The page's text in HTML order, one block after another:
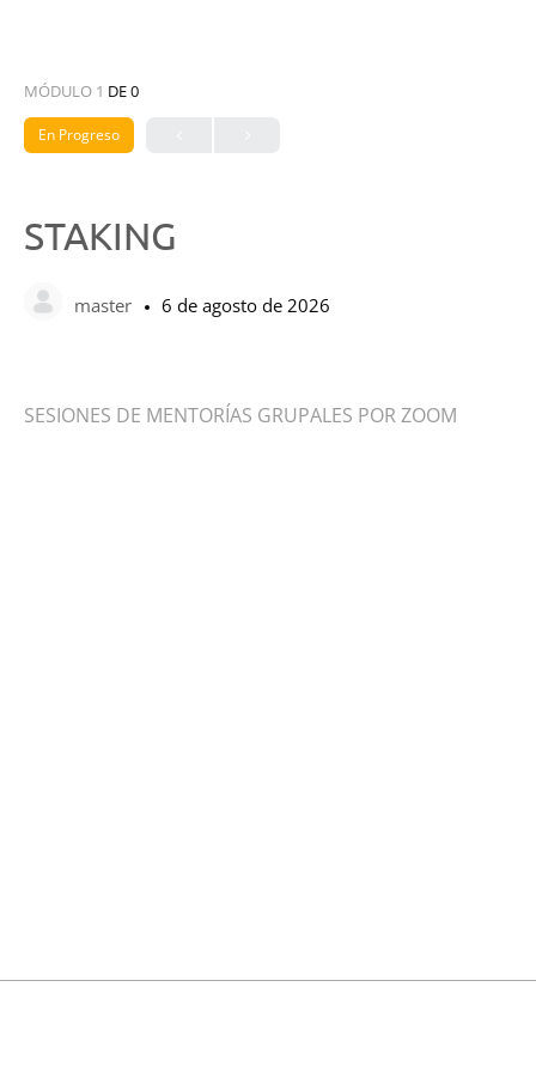
MÓDULO 1 DE 0
En Progreso
STAKING
master 6 de agosto de 2026
SESIONES DE MENTORÍAS GRUPALES POR ZOOM